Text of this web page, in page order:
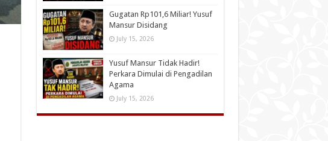
Gugatan Rp101,6 Miliar! Yusuf
Mansur Disidang
July 15, 2026
Yusuf Mansur Tidak Hadir!
Perkara Dimulai di Pengadilan
Agama
July 15, 2026